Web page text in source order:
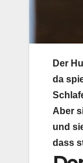
Der
da
Aber
und
dass